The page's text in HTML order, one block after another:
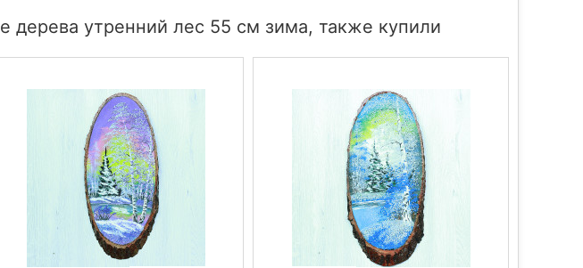
дерева утренний лес 55 см зима, также купили